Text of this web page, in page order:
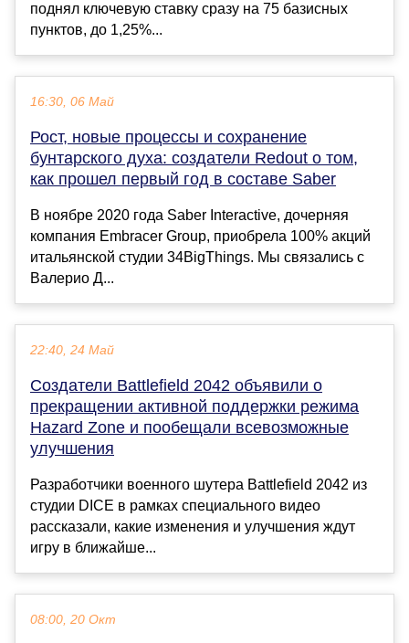
поднял ключевую ставку сразу на 75 базисных
пунктов, до 1,25%...
16:30, 06 Май
Рост, новые процессы и сохранение
бунтарского духа: создатели Redout о том,
как прошел первый год в составе Saber
В ноябре 2020 года Saber Interactive, дочерняя
компания Embracer Group, приобрела 100% акций
итальянской студии 34BigThings. Мы связались с
Валерио Д...
22:40, 24 Май
Создатели Battlefield 2042 объявили о
прекращении активной поддержки режима
Hazard Zone и пообещали всевозможные
улучшения
Разработчики военного шутера Battlefield 2042 из
студии DICE в рамках специального видео
рассказали, какие изменения и улучшения ждут
игру в ближайше...
08:00, 20 Окт